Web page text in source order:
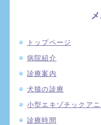
トップページ
病院紹介
診療案内
犬猫の診療
小型エキゾチックア
診療時間